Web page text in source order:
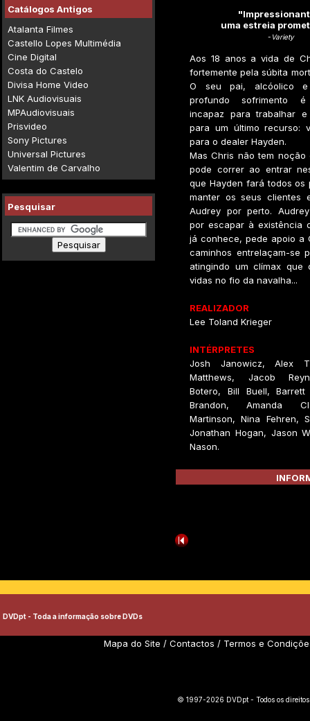
Catálogos Antigos
Atalanta Filmes
Castello Lopes Multimédia
Cine Digital
Costa do Castelo
Divisa Home Video
LNK Audiovisuais
MPAudiovisuais
Prisvideo
Sony Pictures
Universal Pictures
Valentim de Carvalho
Pesquisar
uma estreia
- Variety
Aos 18 anos a vida de
fortemente pela súbita
O seu pai, alcóolico e
profundo sofrimento é
incapaz para trabalhar
para um último recurso:
para o dealer Hayden.
Mas Chris não tem noção
pode correr ao entrar
que Hayden fará todos os
manter os seus clientes
Audrey por perto.
por escapar à existência
já conhece, pede apoio a
caminhos entrelaçam-se
atingindo um clímax que
vidas no fio da navalha...
REALIZADOR
Lee Toland Krieger
INTÉRPRETES
Josh Janowicz, Alex
Matthews, Jacob
Botero, Bill Buell,
Brandon, Amanda
Martinson, Nina Fehren,
Jonathan Hogan, Jason
Nason.
DVDpt - Toda a informação sobre DVDs
Mapa do Site / Contactos / Termos e
© 1997-2026 DVDpt - Todos os direitos